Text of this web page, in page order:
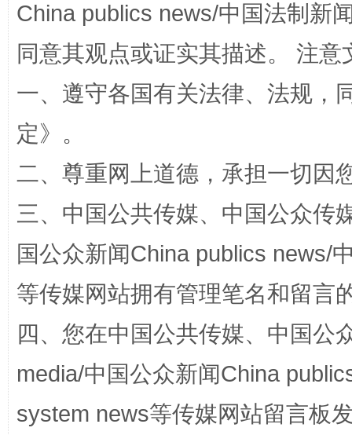
国家大学科技园优化重塑工作
China publics news/中国法制新
同意其观点或证实其描述。 注
一、遵守各国有关法律、法规，
定》。
二、尊重网上道德，承担一切因
三、中国公共传媒、中国公众传
国公众新闻China publics news/
等传媒网站拥有管理笔名和留言
四、您在中国公共传媒、中国公
media/中国公众新闻China
system news等传媒网站留言板